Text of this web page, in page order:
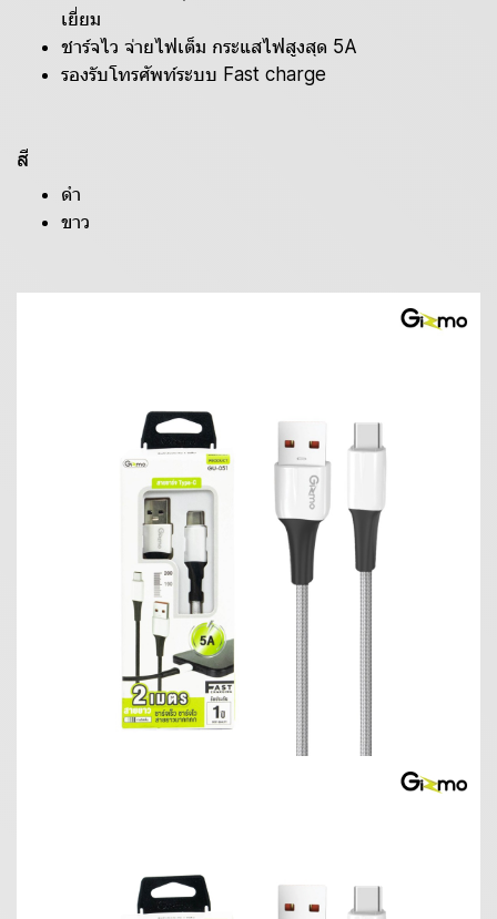
เยี่ยม
ชาร์จไว จ่ายไฟเต็ม กระแสไฟสูงสุด 5A
รองรับโทรศัพท์ระบบ Fast charge
สี
ดำ
ขาว